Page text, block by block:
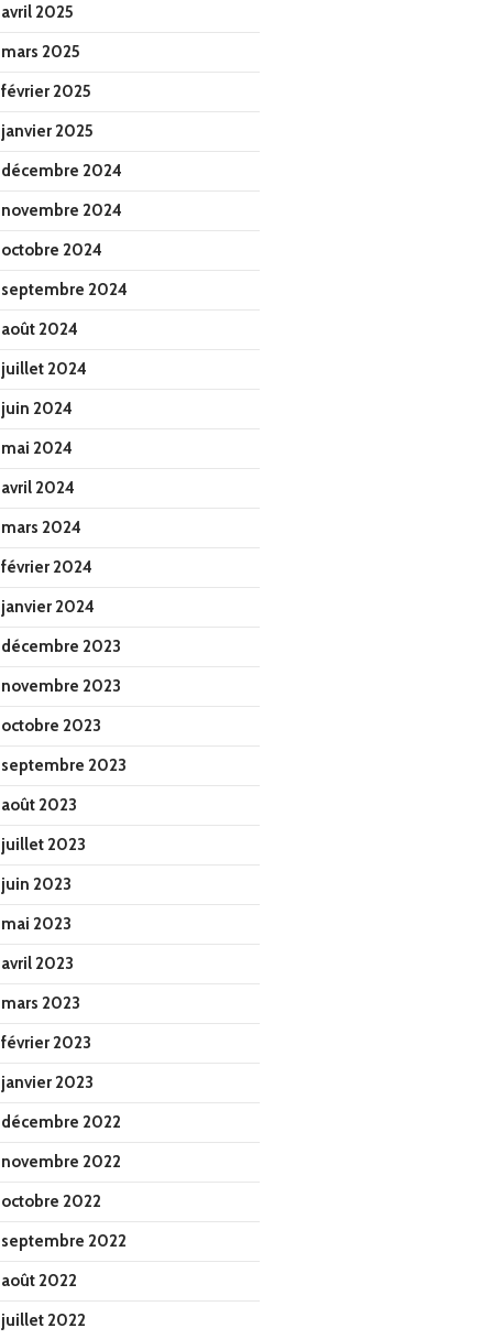
avril 2025
mars 2025
février 2025
janvier 2025
décembre 2024
novembre 2024
octobre 2024
septembre 2024
août 2024
juillet 2024
juin 2024
mai 2024
avril 2024
mars 2024
février 2024
janvier 2024
décembre 2023
novembre 2023
octobre 2023
septembre 2023
août 2023
juillet 2023
juin 2023
mai 2023
avril 2023
mars 2023
février 2023
janvier 2023
décembre 2022
novembre 2022
octobre 2022
septembre 2022
août 2022
juillet 2022